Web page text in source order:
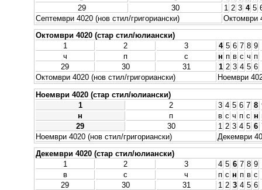
29
30 1 2 3 4 5
Септември 4020 (нов стил/григориански)
Октомври
Октомври 4020 (стар стил/юлиански)
1
2 3 4 5 6 7 8 9
ч
п с н п в с ч п
29
30 31 1 2 3 4 5 6
Октомври 4020 (нов стил/григориански)
Ноември
Ноември 4020 (стар стил/юлиански)
1
2 3 4 5 6 7 8
н
п в с ч п с н
29
30 1 2 3 4 5 6
Ноември 4020 (нов стил/григориански)
Декември
Декември 4020 (стар стил/юлиански)
1
2 3 4 5 6 7 8 9
в
с ч п с н п в с
29
30 31 1 2 3 4 5 6